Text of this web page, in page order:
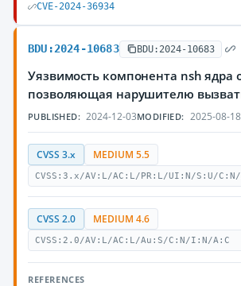
CVE-2024-36934
BDU:2024-10683 BDU:2024-10683
Уязвимость компонента nsh
позволяющая нарушителю
PUBLISHED: 2024-12-03MODIFIED: 2025-08-18
CVSS 3.x MEDIUM 5.5
CVSS:3.x/AV:L/AC:L/PR:L/UI:N/S:U/
CVSS 2.0 MEDIUM 4.6
CVSS:2.0/AV:L/AC:L/Au:S/C:N/I:N/A:C
REFERENCES